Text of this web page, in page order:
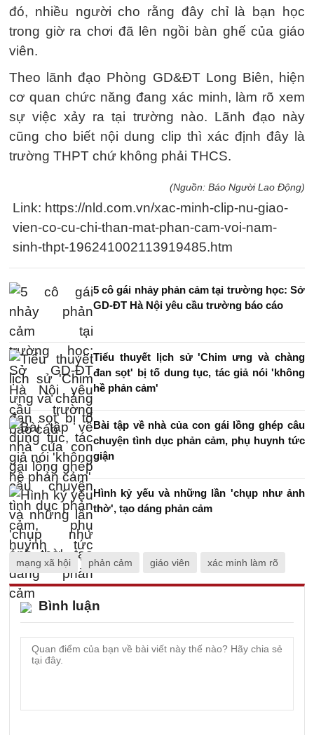
đó, nhiều người cho rằng đây chỉ là bạn học
trong giờ ra chơi đã lên ngồi bàn ghế của giáo
viên.
Theo lãnh đạo Phòng GD&ĐT Long Biên, hiện
cơ quan chức năng đang xác minh, làm rõ xem
sự việc xảy ra tại trường nào. Lãnh đạo này
cũng cho biết nội dung clip thì xác định đây là
trường THPT chứ không phải THCS.
(Nguồn: Báo Người Lao Động)
Link: https://nld.com.vn/xac-minh-clip-nu-giao-
vien-co-cu-chi-than-mat-phan-cam-voi-nam-
sinh-thpt-196241002113919485.htm
5 cô gái nhảy phản cảm tại trường học: Sở
GD-ĐT Hà Nội yêu cầu trường báo cáo
Tiểu thuyết lịch sử 'Chim ưng và chàng
đan sọt' bị tố dung tục, tác giả nói 'không
hề phản cảm'
Bài tập về nhà của con gái lồng ghép câu
chuyện tình dục phản cảm, phụ huynh tức
giận
Hình kỷ yếu và những lần 'chụp như ảnh
thờ', tạo dáng phản cảm
mạng xã hội phản cảm giáo viên xác minh làm rõ
Bình luận